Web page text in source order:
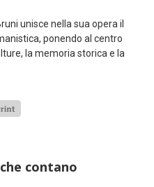
unisce nella sua opera il
ponendo al centro
la memoria storica e la
contano